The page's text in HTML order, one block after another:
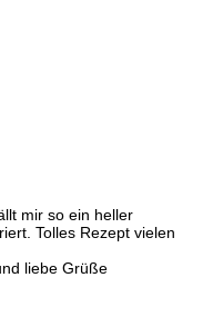
mir so ein heller
Tolles Rezept vielen
liebe Grüße